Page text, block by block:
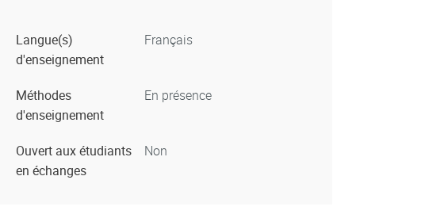
Langue(s)
d'enseignement
Français
Méthodes
d'enseignement
En présence
Ouvert aux étudiants
en échanges
Non